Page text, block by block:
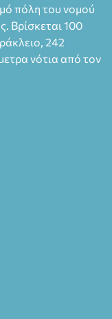
πόλη του νομού
Βρίσκεται 100
242
νότια από τον